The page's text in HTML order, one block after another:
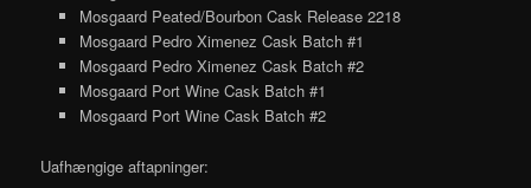
Mosgaard Peated/Bourbon Cask Release 2218
Mosgaard Pedro Ximenez Cask Batch #1
Mosgaard Pedro Ximenez Cask Batch #2
Mosgaard Port Wine Cask Batch #1
Mosgaard Port Wine Cask Batch #2
Uafhængige aftapninger: